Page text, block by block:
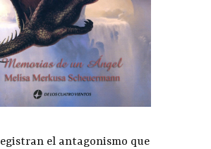
el antagonismo que